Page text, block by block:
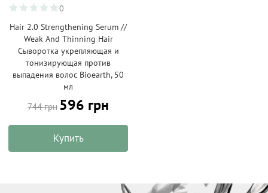
0
Hair 2.0 Strengthening Serum //
Weak And Thinning Hair
Сыворотка укрепляющая и
тонизирующая против
выпадения волос Bioearth, 50
мл
744 грн 596 грн
Купить